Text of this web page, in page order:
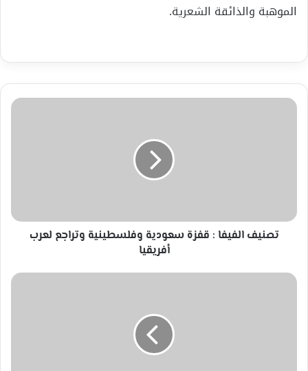
الموهبة والذائقة الشعرية.
تصنيف
أفريقيا
تصنيف الفيفا : قفزة سعودية وفلسطينية وتراجع لعرب
أفريقيا
يا